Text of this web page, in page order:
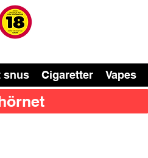
snus Cigaretter Vapes